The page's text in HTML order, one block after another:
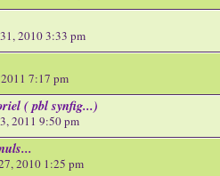
2010 3:33 pm
7:17 pm
( pbl synfig...)
2011 9:50 pm
2010 1:25 pm